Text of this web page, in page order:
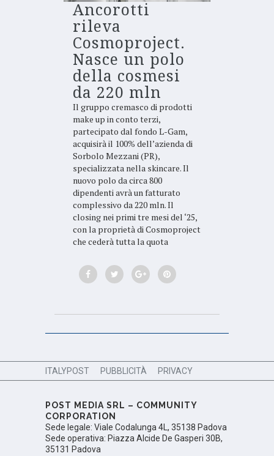
Ancorotti
rileva
Cosmoproject.
Nasce un polo
della cosmesi
da 220 mln
Il gruppo cremasco di prodotti
make up in conto terzi,
partecipato dal fondo L-Gam,
acquisirà il 100% dell’azienda di
Sorbolo Mezzani (PR),
specializzata nella skincare. Il
nuovo polo da circa 800
dipendenti avrà un fatturato
complessivo da 220 mln. Il
closing nei primi tre mesi del ‘25,
con la proprietà di Cosmoproject
che cederà tutta la quota
ITALYPOST PUBBLICITÀ PRIVACY
POST MEDIA SRL – COMMUNITY
CORPORATION
Sede legale: Viale Codalunga 4L, 35138 Padova
Sede operativa: Piazza Alcide De Gasperi 30B,
35131 Padova